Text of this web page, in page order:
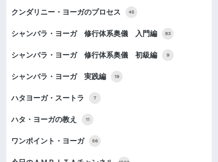
クンダリニー・ヨーガのプロセス 45
シャンバラ・ヨーガ 修行体系奥儀 入門編 83
シャンバラ・ヨーガ 修行体系奥儀 初級編 9
シャンバラ・ヨーガ 実践編 19
ハタヨーガ・スートラ 7
ハタ・ヨーガの教え 11
ワンポイント・ヨーガ 56